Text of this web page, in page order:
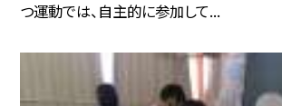
つ運動では、自主的に参加して...